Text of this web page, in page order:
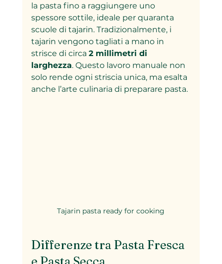
la pasta fino a raggiungere uno
spessore sottile, ideale per quaranta
scuole di tajarin. Tradizionalmente, i
tajarin vengono tagliati a mano in
strisce di circa 2 millimetri di
larghezza. Questo lavoro manuale non
solo rende ogni striscia unica, ma esalta
anche l’arte culinaria di preparare pasta.
Tajarin pasta ready for cooking
Differenze tra Pasta Fresca